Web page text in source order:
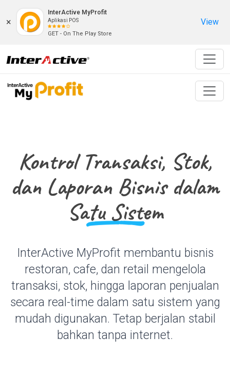
×
InterActive MyProfit
Aplikasi POS
GET - On The Play Store
View
Kontrol Transaksi, Stok,
dan Laporan Bisnis dalam
Satu Sistem
InterActive MyProfit membantu bisnis
restoran, cafe, dan retail mengelola
transaksi, stok, hingga laporan penjualan
secara real-time dalam satu sistem yang
mudah digunakan. Tetap berjalan stabil
bahkan tanpa internet.